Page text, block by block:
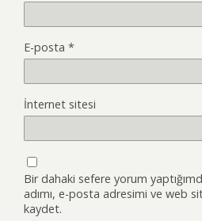
E-posta *
İnternet sitesi
Bir dahaki sefere yorum
adımı, e-posta adresimi ve web
kaydet.